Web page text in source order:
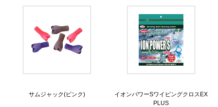
サムジャック(ピンク)
イオンパワーSワイピングクロスEX
PLUS